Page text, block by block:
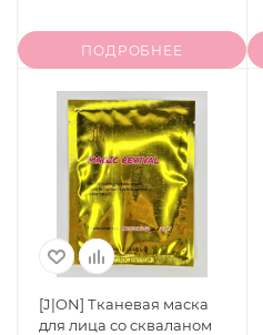
ПОДРОБНЕЕ
[J|ON] Тканевая маска
для лица со скваланом